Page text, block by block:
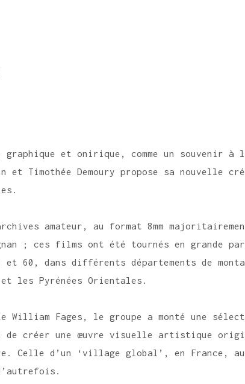
graphique et onirique, comme un souvenir
et Timothée Demoury propose sa nouvelle
amateur, au format 8mm
; ces films ont été tournés en grande
60, dans différents départements de
les Pyrénées Orientales.
William Fages, le groupe a monté une
de créer une œuvre visuelle artistique
Celle d’un ‘village global’, en France,